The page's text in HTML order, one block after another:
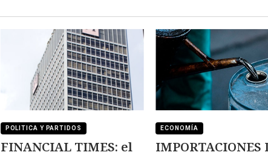
POLITICA Y PARTIDOS
FINANCIAL TIMES: el
ECONOMÍA
IMPORTACIONES